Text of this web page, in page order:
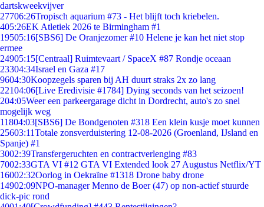
dartskweekvijver
27706:26Tropisch aquarium #73 - Het blijft toch kriebelen.
405:26EK Atletiek 2026 te Birmingham #1
19505:16[SBS6] De Oranjezomer #10 Helene je kan het niet stop
ermee
24905:15[Centraal] Ruimtevaart / SpaceX #87 Rondje oceaan
23304:34Israel en Gaza #17
9604:30Koopzegels sparen bij AH duurt straks 2x zo lang
22104:06[Live Eredivisie #1784] Dying seconds van het seizoen!
204:05Weer een parkeergarage dicht in Dordrecht, auto's zo snel
mogelijk weg
11804:03[SBS6] De Bondgenoten #318 Een klein kusje moet kunnen
25603:11Totale zonsverduistering 12-08-2026 (Groenland, IJsland en
Spanje) #1
3002:39Transfergeruchten en contractverlenging #83
7002:33GTA VI #12 GTA VI Extended look 27 Augustus Netflix/YT
16002:32Oorlog in Oekraïne #1318 Drone baby drone
14902:09NPO-manager Menno de Boer (47) op non-actief stuurde
dick-pic rond